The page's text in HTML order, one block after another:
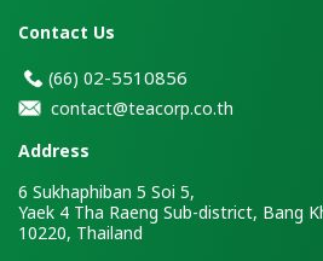
Contact Us
(66) 02-5510856
contact@teacorp.co.th
Address
6 Sukhaphiban 5 Soi 5,
Yaek 4 Tha Raeng Sub-district, Bang
10220, Thailand